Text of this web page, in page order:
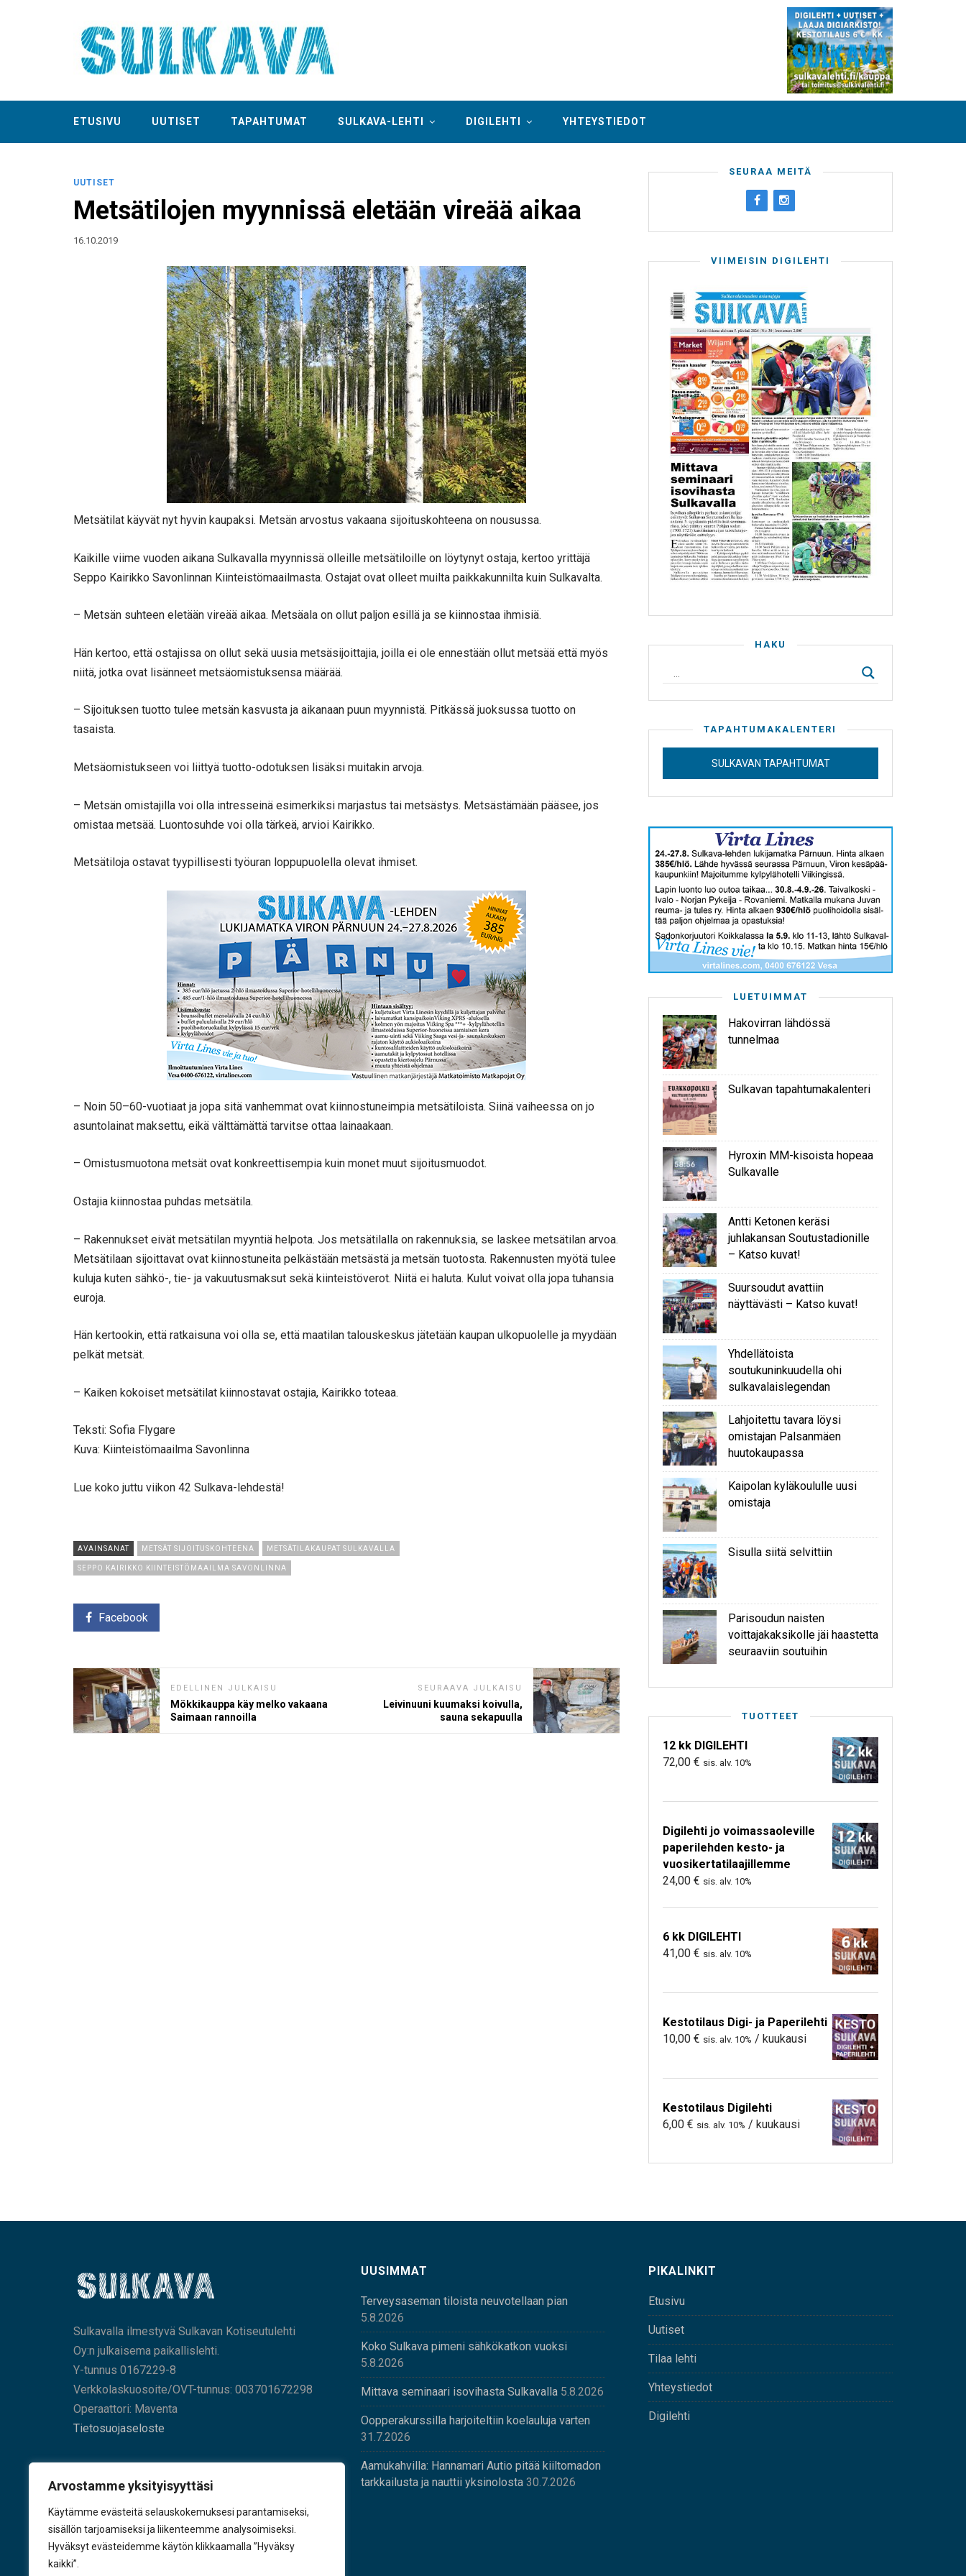
Arvostamme yksityisyyttäsi
Käytämme evästeitä selauskokemuksesi parantamiseksi,
sisällön tarjoamiseksi ja liikenteemme analysoimiseksi.
Hyväksyt evästeidemme käytön klikkaamalla ”Hyväksy
kaikki”.
ETUSIVU UUTISET TAPAHTUMAT SULKAVA-LEHTI DIGILEHTI YHTEYSTIEDOT
UUTISET
Metsätilojen myynnissä eletään vireää aikaa
16.10.2019
Metsätilat käyvät nyt hyvin kaupaksi. Metsän arvostus vakaana sijoituskohteena on nousussa.
Kaikille viime vuoden aikana Sulkavalla myynnissä olleille metsätiloille on löytynyt ostaja, kertoo yrittäjä
Seppo Kairikko Savonlinnan Kiinteistömaailmasta. Ostajat ovat olleet muilta paikkakunnilta kuin Sulkavalta.
– Metsän suhteen eletään vireää aikaa. Metsäala on ollut paljon esillä ja se kiinnostaa ihmisiä.
Hän kertoo, että ostajissa on ollut sekä uusia metsäsijoittajia, joilla ei ole ennestään ollut metsää että myös
niitä, jotka ovat lisänneet metsäomistuksensa määrää.
– Sijoituksen tuotto tulee metsän kasvusta ja aikanaan puun myynnistä. Pitkässä juoksussa tuotto on
tasaista.
Metsäomistukseen voi liittyä tuotto-odotuksen lisäksi muitakin arvoja.
– Metsän omistajilla voi olla intresseinä esimerkiksi marjastus tai metsästys. Metsästämään pääsee, jos
omistaa metsää. Luontosuhde voi olla tärkeä, arvioi Kairikko.
Metsätiloja ostavat tyypillisesti työuran loppupuolella olevat ihmiset.
– Noin 50–60-vuotiaat ja jopa sitä vanhemmat ovat kiinnostuneimpia metsätiloista. Siinä vaiheessa on jo
asuntolainat maksettu, eikä välttämättä tarvitse ottaa lainaakaan.
– Omistusmuotona metsät ovat konkreettisempia kuin monet muut sijoitusmuodot.
Ostajia kiinnostaa puhdas metsätila.
– Rakennukset eivät metsätilan myyntiä helpota. Jos metsätilalla on rakennuksia, se laskee metsätilan arvoa.
Metsätilaan sijoittavat ovat kiinnostuneita pelkästään metsästä ja metsän tuotosta. Rakennusten myötä tulee
kuluja kuten sähkö-, tie- ja vakuutusmaksut sekä kiinteistöverot. Niitä ei haluta. Kulut voivat olla jopa tuhansia
euroja.
Hän kertookin, että ratkaisuna voi olla se, että maatilan talouskeskus jätetään kaupan ulkopuolelle ja myydään
pelkät metsät.
– Kaiken kokoiset metsätilat kiinnostavat ostajia, Kairikko toteaa.
Teksti: Sofia Flygare
Kuva: Kiinteistömaailma Savonlinna
Lue koko juttu viikon 42 Sulkava-lehdestä!
AVAINSANAT METSÄT SIJOITUSKOHTEENA METSÄTILAKAUPAT SULKAVALLA
SEPPO KAIRIKKO KIINTEISTÖMAAILMA SAVONLINNA
Facebook
EDELLINEN JULKAISU
Mökkikauppa käy melko vakaana
Saimaan rannoilla
SEURAAVA JULKAISU
Leivinuuni kuumaksi koivulla,
sauna sekapuulla
SEURAA MEITÄ
VIIMEISIN DIGILEHTI
HAKU
TAPAHTUMAKALENTERI
SULKAVAN TAPAHTUMAT
LUETUIMMAT
Hakovirran lähdössä
tunnelmaa
Sulkavan tapahtumakalenteri
Hyroxin MM-kisoista hopeaa
Sulkavalle
Antti Ketonen keräsi
juhlakansan Soutustadionille
– Katso kuvat!
Suursoudut avattiin
näyttävästi – Katso kuvat!
Yhdellätoista
soutukuninkuudella ohi
sulkavalaislegendan
Lahjoitettu tavara löysi
omistajan Palsanmäen
huutokaupassa
Kaipolan kyläkoululle uusi
omistaja
Sisulla siitä selvittiin
Parisoudun naisten
voittajakaksikolle jäi haastetta
seuraaviin soutuihin
TUOTTEET
12 kk DIGILEHTI
72,00 € sis. alv. 10%
Digilehti jo voimassaoleville
paperilehden kesto- ja
vuosikertatilaajillemme
24,00 € sis. alv. 10%
6 kk DIGILEHTI
41,00 € sis. alv. 10%
Kestotilaus Digi- ja Paperilehti
10,00 € sis. alv. 10% / kuukausi
Kestotilaus Digilehti
6,00 € sis. alv. 10% / kuukausi
Sulkavalla ilmestyvä Sulkavan Kotiseutulehti
Oy:n julkaisema paikallislehti.
Y-tunnus 0167229-8
Verkkolaskuosoite/OVT-tunnus: 003701672298
Operaattori: Maventa
Tietosuojaseloste
KÄY TYKKÄÄMÄSSÄ
UUSIMMAT
Terveysaseman tiloista neuvotellaan pian
5.8.2026
Koko Sulkava pimeni sähkökatkon vuoksi
5.8.2026
Mittava seminaari isovihasta Sulkavalla 5.8.2026
Oopperakurssilla harjoiteltiin koelauluja varten
31.7.2026
Aamukahvilla: Hannamari Autio pitää kiiltomadon
tarkkailusta ja nauttii yksinolosta 30.7.2026
PIKALINKIT
Etusivu
Uutiset
Tilaa lehti
Yhteystiedot
Digilehti